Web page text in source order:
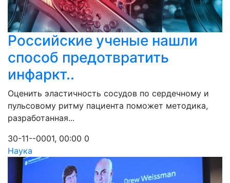
Российские ученые нашли
способ предотвратить
инфаркт..
Оценить эластичность сосудов по сердечному и
пульсовому ритму пациента поможет методика,
разработанная...
30-11--0001, 00:00 0
Наука